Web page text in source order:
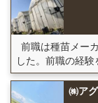
前職は種苗メー
した。前職の経
㈱ア